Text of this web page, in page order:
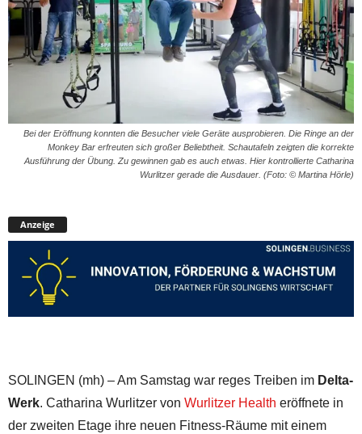
Bei der Eröffnung konnten die Besucher viele Geräte ausprobieren. Die Ringe an der
Monkey Bar erfreuten sich großer Beliebtheit. Schautafeln zeigten die korrekte
Ausführung der Übung. Zu gewinnen gab es auch etwas. Hier kontrollierte Catharina
Wurlitzer gerade die Ausdauer. (Foto: © Martina Hörle)
Anzeige
SOLINGEN (mh) – Am Samstag war reges Treiben im Delta-
Werk. Catharina Wurlitzer von Wurlitzer Health eröffnete in
der zweiten Etage ihre neuen Fitness-Räume mit einem